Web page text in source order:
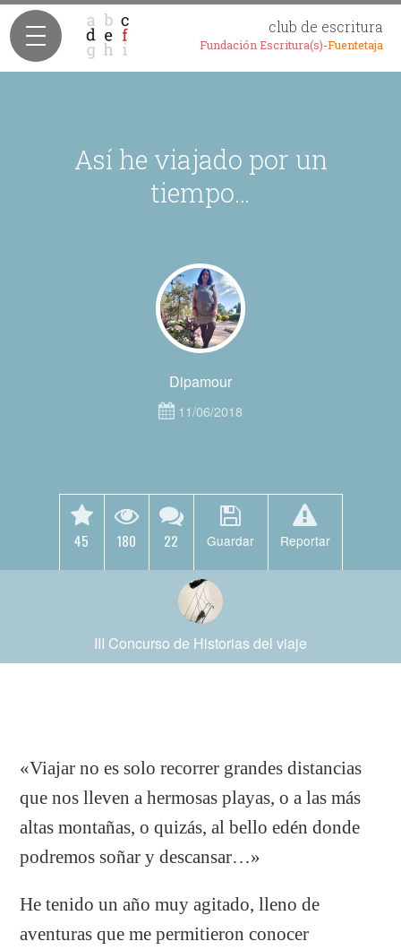
club de escritura
Fundación Escritura(s)-Fuentetaja
Así he viajado por un
tiempo…
Dipamour
11/06/2018
45 180 22 Guardar Reportar
III Concurso de Historias del viaje
«Viajar no es solo recorrer grandes distancias
que nos lleven a hermosas playas, o a las más
altas montañas, o quizás, al bello edén donde
podremos soñar y descansar…»
He tenido un año muy agitado, lleno de
aventuras que me permitieron conocer